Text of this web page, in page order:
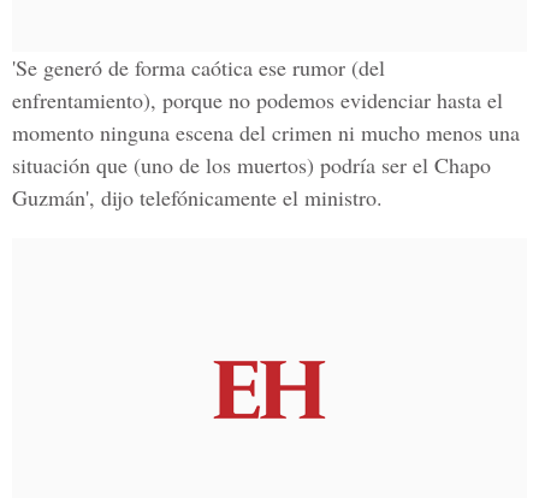
'Se generó de forma caótica ese rumor (del
enfrentamiento), porque no podemos evidenciar hasta el
momento ninguna escena del crimen ni mucho menos una
situación que (uno de los muertos) podría ser el Chapo
Guzmán', dijo telefónicamente el ministro.